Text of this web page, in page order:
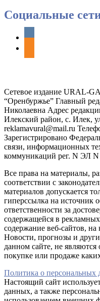
Социальные
vkontakte
Сетевое издание URAL-
“Оренбуржье” Главный
Николаевна Адрес
Илекский район, с. Илек,
reklamavural@mail.ru
Зарегистрировано
связи, информационных
коммуникаций рег. N ЭЛ
Все права на материалы,
соответствии с
материалов допускается
гиперссылка на источник
ответственности за
содержащейся в
содержание веб-сайтов,
Новости, прогнозы и
данном сайте, не
покупке или продаже
Политика о персональных
Настоящий сайт
данных, а также